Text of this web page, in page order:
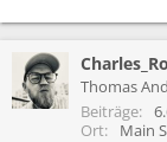
Thomas
Beiträge
Ort
Main